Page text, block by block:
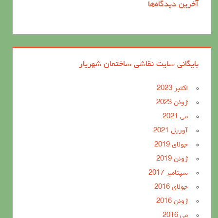
آخرین دیدگاه‌ها
بایگانی سایت نقاشی ساختمان شهریار
اکتبر 2023
ژوئن 2023
می 2021
آوریل 2021
جولای 2019
ژوئن 2019
سپتامبر 2017
جولای 2016
ژوئن 2016
می 2016